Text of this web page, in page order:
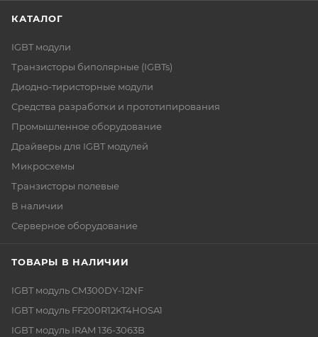
КАТАЛОГ
IGBT модули
Транзисторы биполярные (IGBTs)
Диодно-тиристорные модули
Средства разработки и прототипирования
Промышленное оборудование
Драйверы для IGBT модулей
Микросхемы
Транзисторы полевые
В наличии
Серверное оборудование
ТОВАРЫ В НАЛИЧИИ
IGBT модуль CM300DY-12NF
IGBT модуль FF200R12KT4HOSA1
IGBT модуль IRAM 136-3063B